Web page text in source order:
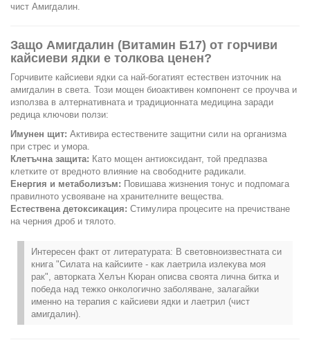
чист Амигдалин.
Защо Амигдалин (Витамин Б17) от горчиви
кайсиеви ядки е толкова ценен?
Горчивите кайсиеви ядки са най-богатият естествен източник на
амигдалин в света. Този мощен биоактивен компонент се проучва и
използва в алтернативната и традиционната медицина заради
редица ключови ползи:
Имунен щит: Активира естествените защитни сили на организма
при стрес и умора.
Клетъчна защита: Като мощен антиоксидант, той предпазва
клетките от вредното влияние на свободните радикали.
Енергия и метаболизъм: Повишава жизнения тонус и подпомага
правилното усвояване на хранителните вещества.
Естествена детоксикация: Стимулира процесите на пречистване
на черния дроб и тялото.
Интересен факт от литературата: В световноизвестната си
книга "Силата на кайсиите - как лаетрила излекува моя
рак", авторката Хелън Кюран описва своята лична битка и
победа над тежко онкологично заболяване, залагайки
именно на терапия с кайсиеви ядки и лаетрил (чист
амигдалин).